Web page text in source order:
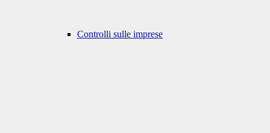
Controlli sulle imprese